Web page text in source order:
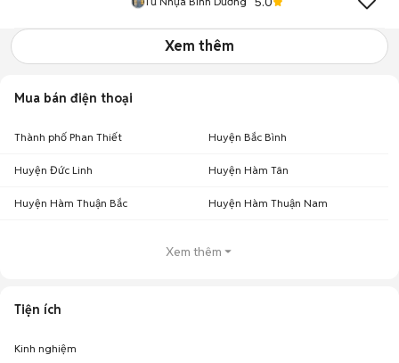
Xem thêm
Mua bán điện thoại
Thành phố Phan Thiết Huyện Bắc Bình
Huyện Đức Linh Huyện Hàm Tân
Huyện Hàm Thuận Bắc Huyện Hàm Thuận Nam
Xem thêm
Tiện ích
Kinh nghiệm